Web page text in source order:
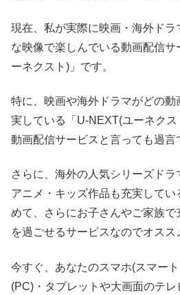
現在、私が実際に映画・海外ドラ
な映像で楽しんでいる動画配信
ーネクスト)」です。
特に、映画や海外ドラマがどの
実している「U-NEXT(ユーネク
動画配信サービスと言っても過言
さらに、海外の人気シリーズドラ
アニメ・キッズ作品も充実して
めて、さらにお子さんやご家族で
を過ごせるサービスなのでオスス
今すぐ、あなたのスマホ(スマー
(PC)・タブレットや大画面のテ